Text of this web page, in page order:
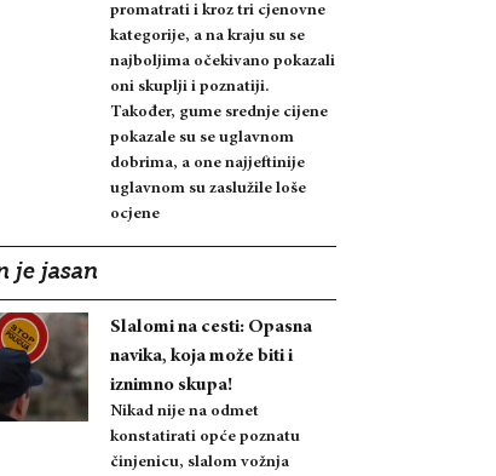
promatrati i kroz tri cjenovne
kategorije, a na kraju su se
najboljima očekivano pokazali
oni skuplji i poznatiji.
Također, gume srednje cijene
pokazale su se uglavnom
dobrima, a one najjeftinije
uglavnom su zaslužile loše
ocjene
je jasan
Slalomi na cesti: Opasna
navika, koja može biti i
iznimno skupa!
Nikad nije na odmet
konstatirati opće poznatu
činjenicu, slalom vožnja